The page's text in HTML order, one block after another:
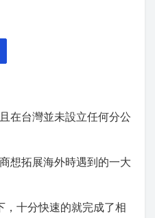
在台灣並未設立任何分公
想拓展海外時遇到的一大
，十分快速的就完成了相